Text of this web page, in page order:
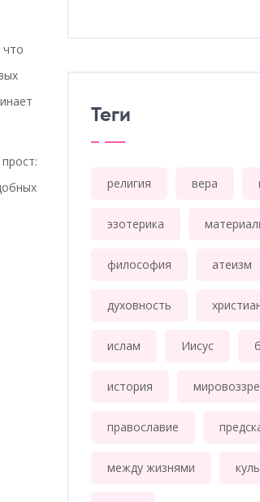
что
Теги
религия вера
эзотерика
философия атеизм
духовность
ислам Иисус
история
православие
между жизнями